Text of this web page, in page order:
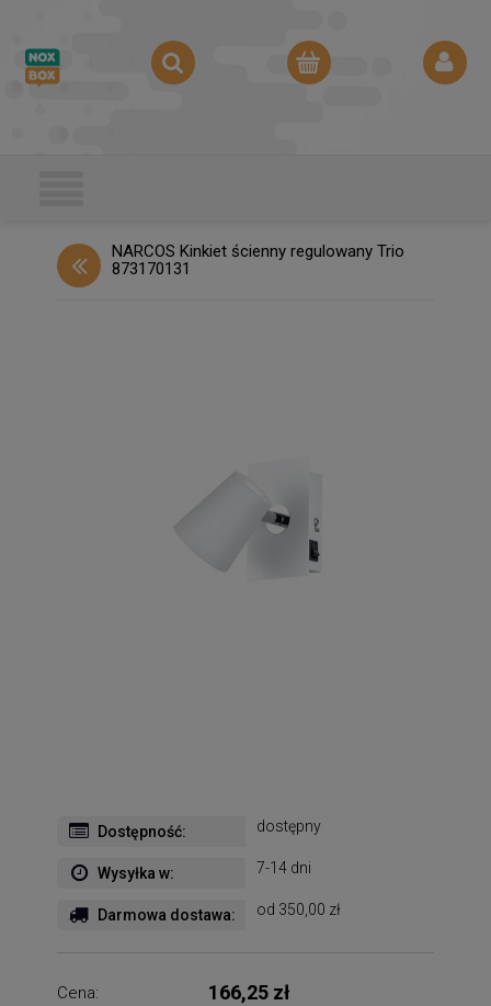
NARCOS Kinkiet ścienny regulowany Trio
873170131
Dostępność: dostępny
Wysyłka w: 7-14 dni
Darmowa dostawa: od 350,00 zł
Cena: 166,25 zł